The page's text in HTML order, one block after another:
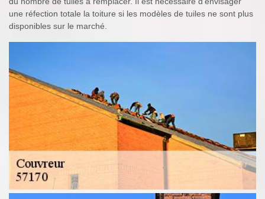
une réfection totale la toiture si les modèles de tuiles ne sont plus
disponibles sur le marché.